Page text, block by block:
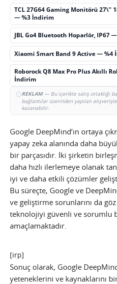
TCL 27G64 Gaming Monitörü 27\"
— %3 İndirim
JBL Go4 Bluetooth Hoparlör, IP67
Xiaomi Smart Band 9 Active — %4
Roborock Q8 Max Pro Plus Akıllı
İndirim
REKLAM— Bu içerikte satış ortaklığı
bağlantılar üzerinden yapılan
kazanabilir.
Google DeepMind’ın ortaya
yapay zeka alanında daha
bir parçasıdır. İki şirketin
daha hızlı ilerlemeye olanak
iyi ve daha etkili çözümler
Bu süreçte, Google ve
ve geliştirme sorunlarını da
teknolojiyi güvenli ve sorumlu
amaçlamaktadır.
[irp]
Sonuç olarak, Google
yeteneklerini ve kaynaklarını